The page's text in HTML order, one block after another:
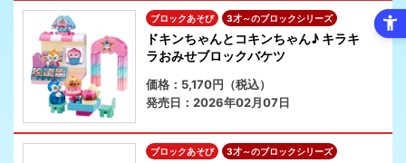
ブロックあそび 3才～のブロックシリーズ
ドキンちゃんとコキンちゃん♪ キラキ
ラおみせブロックバケツ
価格：5,170円（税込）
発売日：2026年02月07日
ブロックあそび 3才～のブロックシリーズ